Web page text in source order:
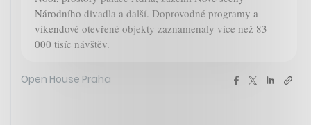
Národního divadla a další. Doprovodné programy a
víkendové otevřené objekty zaznamenaly více než 83
000 tisíc návštěv.
Open House Praha